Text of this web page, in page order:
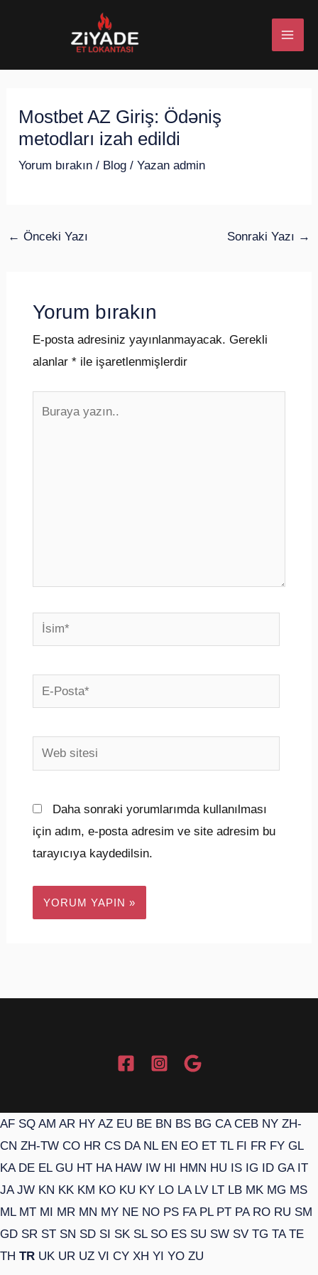
Mostbet AZ Giriş: Ödəniş
metodları izah edildi
Yorum bırakın / Blog / Yazan admin
← Önceki Yazı Sonraki Yazı →
Yorum bırakın
E-posta adresiniz yayınlanmayacak. Gerekli
alanlar *ile işaretlenmişlerdir
İsim*
E-
Posta*
Web
sitesi
Daha sonraki yorumlarımda kullanılması
için adım, e-posta adresim ve site adresim bu
tarayıcıya kaydedilsin.
AF SQ AM AR HY AZ EU BE BN BS BG CA CEB NY ZH-
CN ZH-TW CO HR CS DA NL EN EO ET TL FI FR FY GL
KA DE EL GU HT HA HAW IW HI HMN HU IS IG ID GA IT
JA JW KN KK KM KO KU KY LO LA LV LT LB MK MG MS
ML MT MI MR MN MY NE NO PS FA PL PT PA RO RU SM
GD SR ST SN SD SI SK SL SO ES SU SW SV TG TA TE
TH TR UK UR UZ VI CY XH YI YO ZU